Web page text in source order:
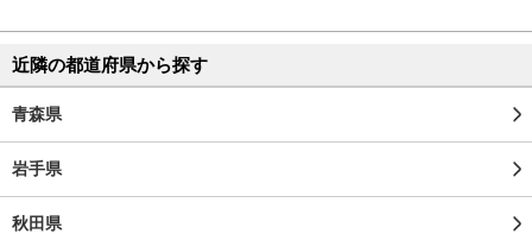
近隣の都道府県から探す
青森県
岩手県
秋田県